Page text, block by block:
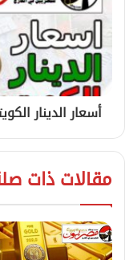
أسعار الدينار
مقالات ذات